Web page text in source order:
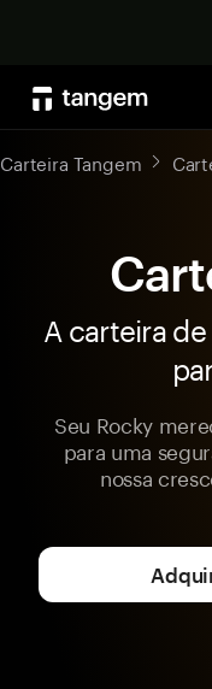
Carteira Tangem
A carteira
Seu Rocky
para uma
nossa